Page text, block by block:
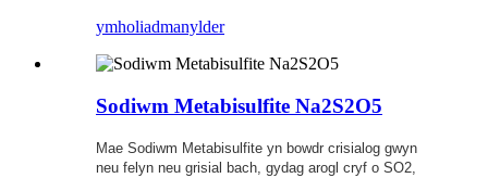
ymholiadmanylder
Sodiwm Metabisulfite Na2S2O5
Mae Sodiwm Metabisulfite yn bowdr crisialog gwyn
neu felyn neu grisial bach, gydag arogl cryf o SO2,